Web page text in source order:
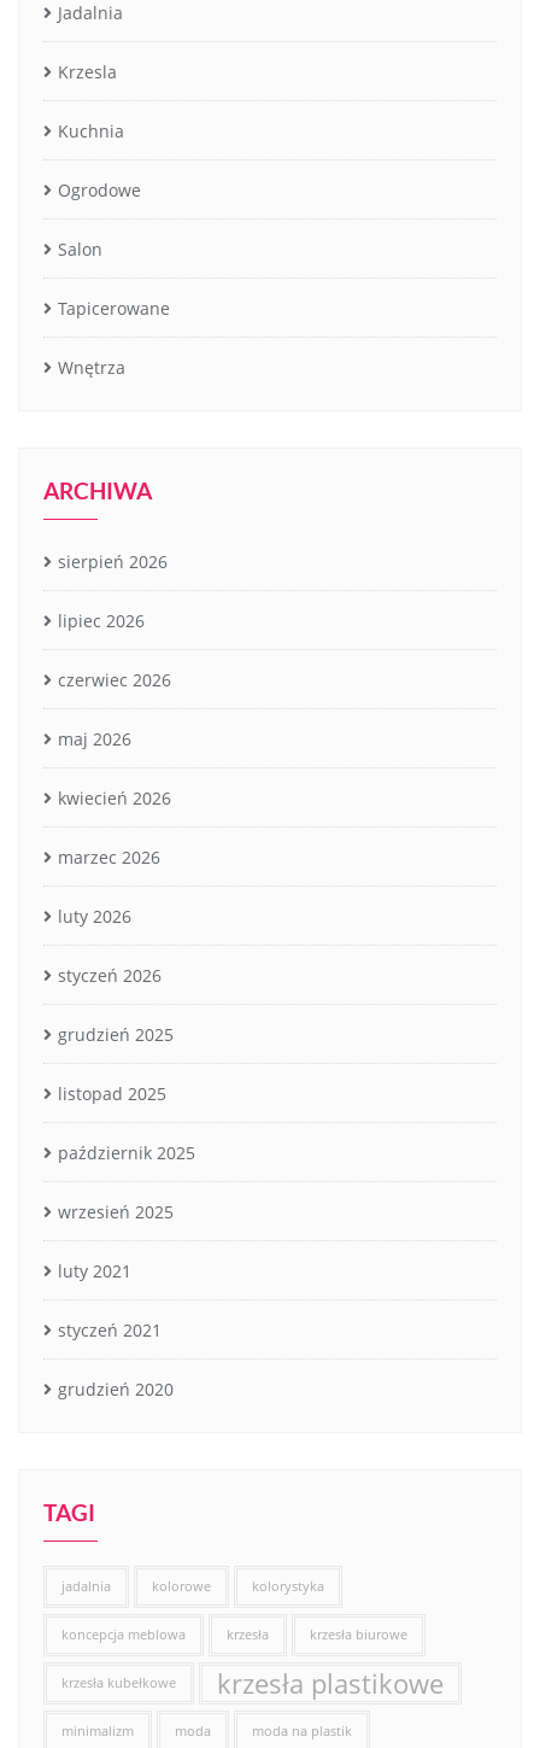
Jadalnia
Krzesla
Kuchnia
Ogrodowe
Salon
Tapicerowane
Wnętrza
ARCHIWA
sierpień 2026
lipiec 2026
czerwiec 2026
maj 2026
kwiecień 2026
marzec 2026
luty 2026
styczeń 2026
grudzień 2025
listopad 2025
październik 2025
wrzesień 2025
luty 2021
styczeń 2021
grudzień 2020
TAGI
jadalnia kolorowe kolorystyka
koncepcja meblowa krzesła krzesła biurowe
krzesła kubełkowe krzesła plastikowe
minimalizm moda moda na plastik